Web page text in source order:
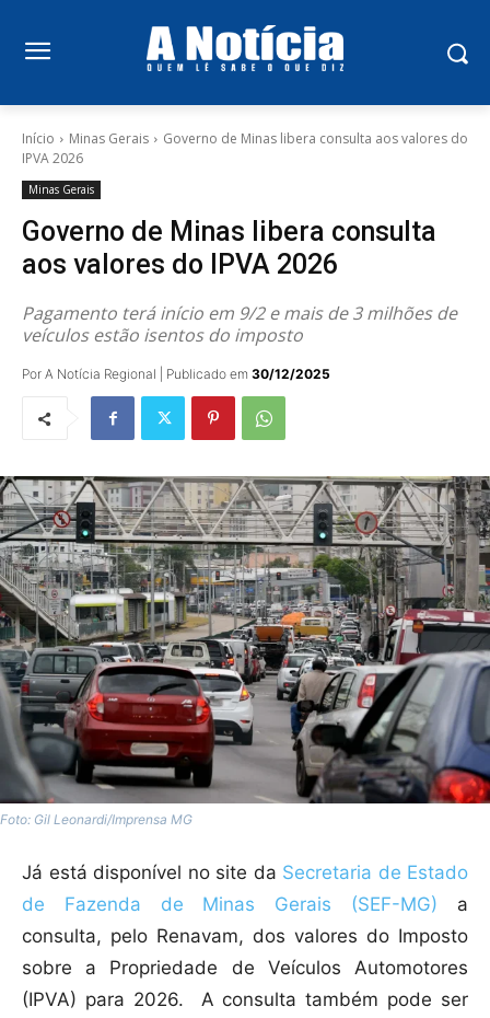
Início Minas Gerais
Governo de Minas libera consulta aos valores do
IPVA 2026
Minas Gerais
Governo de Minas libera consulta
aos valores do IPVA 2026
Pagamento terá início em 9/2 e mais de 3 milhões de
veículos estão isentos do imposto
Por A Notícia Regional | Publicado em 30/12/2025
Foto: Gil Leonardi/Imprensa MG
Já está disponível no site da Secretaria de Estado
de Fazenda de Minas Gerais (SEF-MG) a
consulta, pelo Renavam, dos valores do Imposto
sobre a Propriedade de Veículos Automotores
(IPVA) para 2026. A consulta também pode ser